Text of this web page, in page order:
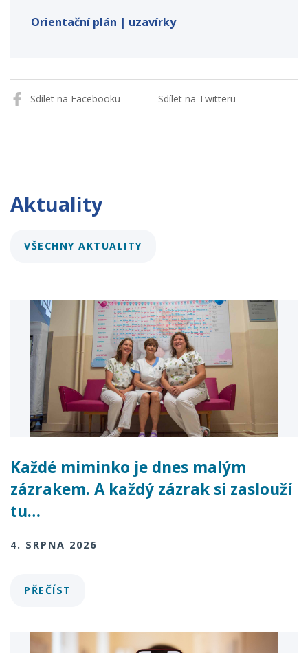
Orientační plán | uzavírky
Sdílet na Facebooku Sdílet na Twitteru
Aktuality
VŠECHNY AKTUALITY
Každé miminko je dnes malým
zázrakem. A každý zázrak si zaslouží
tu…
4. SRPNA 2026
PŘEČÍST